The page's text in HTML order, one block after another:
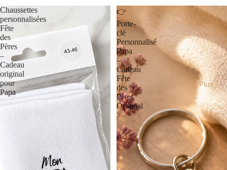
Plus
Chaussettes
personnalisées
Fête
des
Pères
–
Cadeau
original
pour
Papa
👉
Porte-
clé
Personnalisé
Papa
–
Cadeau
Fête
des
Pères
Original